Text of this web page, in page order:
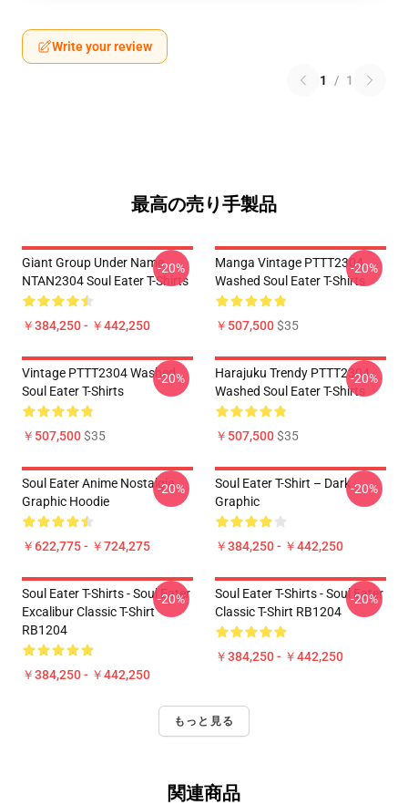
Write your review
1 / 1
最高の売り手製品
Giant Group Under Name
NTAN2304 Soul Eater T-Shirts
￥384,250 - ￥442,250
-20%
Manga Vintage PTTT2304
Washed Soul Eater T-Shirts
￥507,500$35
-20%
Vintage PTTT2304 Washed
Soul Eater T-Shirts
￥507,500$35
-20%
Harajuku Trendy PTTT2304
Washed Soul Eater T-Shirts
￥507,500$35
-20%
Soul Eater Anime Nostalgia
Graphic Hoodie
￥622,775 - ￥724,275
-20%
Soul Eater T-Shirt – Dark
Graphic
￥384,250 - ￥442,250
-20%
Soul Eater T-Shirts - Soul Eater
Excalibur Classic T-Shirt
RB1204
￥384,250 - ￥442,250
-20%
Soul Eater T-Shirts - Soul Eater
Classic T-Shirt RB1204
￥384,250 - ￥442,250
-20%
もっと見る
関連商品